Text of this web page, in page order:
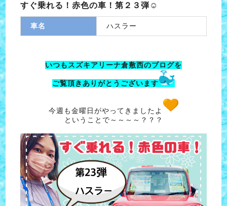
すぐ乗れる！赤色の車！第２３弾☺
車名 ハスラー
いつもスズキアリーナ倉敷西のブログを
ご覧頂きありがとうございます
今週も金曜日がやってきましたよ
ということで～～～～？？？